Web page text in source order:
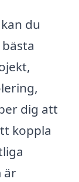
du
dig att
koppla
är